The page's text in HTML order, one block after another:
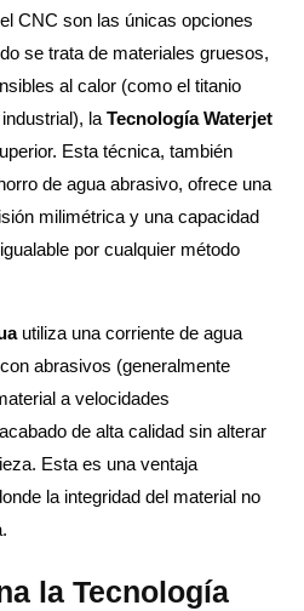
CNC son las únicas opciones
se trata de materiales gruesos,
al calor (como el titanio
laTecnología Waterjet
Esta técnica, también
de agua abrasivo, ofrece una
milimétrica y una capacidad
por cualquier método
utiliza una corriente de agua
abrasivos (generalmente
a velocidades
de alta calidad sin alterar
Esta es una ventaja
la integridad del material no
la Tecnología